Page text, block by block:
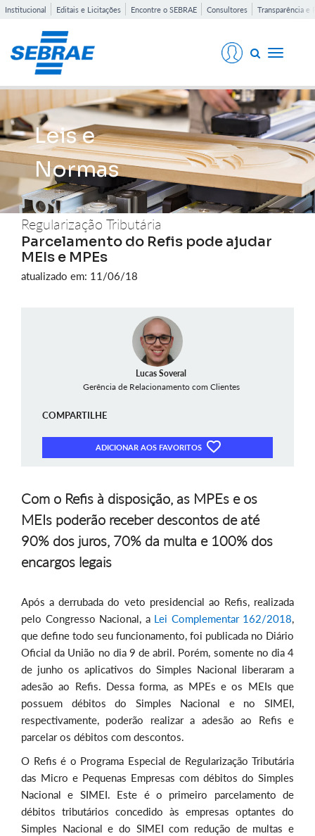
Institucional Editais e Licitações Encontre o SEBRAE Consultores Transparência e
Toggle
Leis e
Normas
Regularização Tributária
Parcelamento do Refis pode ajudar
MEIs e MPEs
atualizado em: 11/06/18
Lucas Soveral
Gerência de Relacionamento com Clientes
COMPARTILHE
ADICIONAR AOS FAVORITOS
Com o Refis à disposição, as MPEs e os
MEIs poderão receber descontos de até
90% dos juros, 70% da multa e 100% dos
encargos legais
Após a derrubada do veto presidencial ao Refis, realizada
pelo Congresso Nacional, a Lei Complementar 162/2018,
que define todo seu funcionamento, foi publicada no Diário
Oficial da União no dia 9 de abril. Porém, somente no dia 4
de junho os aplicativos do Simples Nacional liberaram a
adesão ao Refis. Dessa forma, as MPEs e os MEIs que
possuem débitos do Simples Nacional e no SIMEI,
respectivamente, poderão realizar a adesão ao Refis e
parcelar os débitos com descontos.
O Refis é o Programa Especial de Regularização Tributária
das Micro e Pequenas Empresas com débitos do Simples
Nacional e SIMEI. Este é o primeiro parcelamento de
débitos tributários concedido às empresas optantes do
Simples Nacional e do SIMEI com redução de multas e